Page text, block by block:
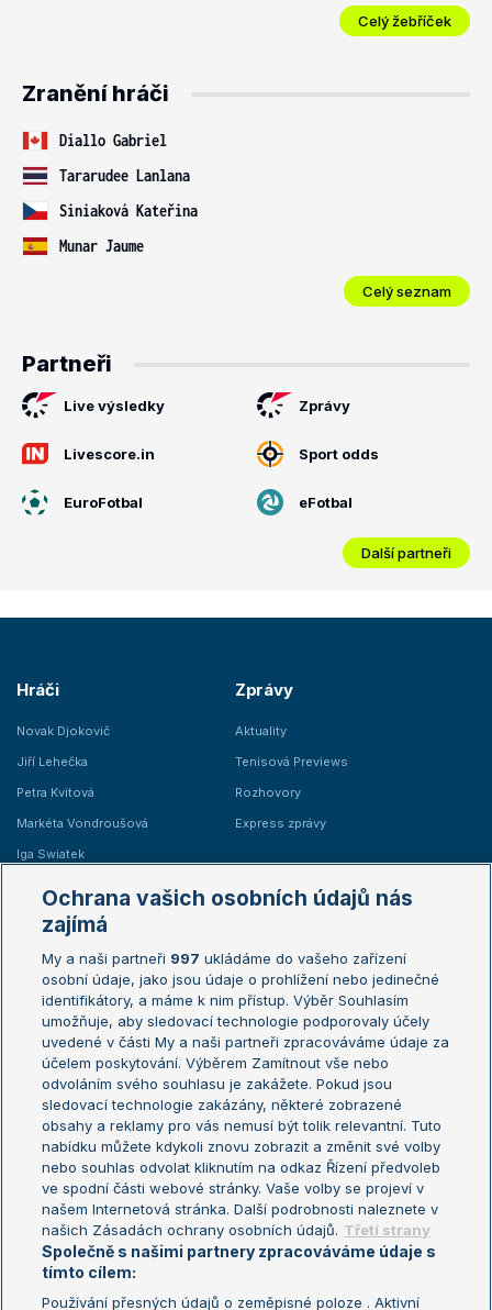
Celý žebříček
Zranění hráči
Diallo Gabriel
Tararudee Lanlana
Siniaková Kateřina
Munar Jaume
Celý seznam
Partneři
Live výsledky Zprávy
Livescore.in Sport odds
EuroFotbal eFotbal
Další partneři
Hráči
Novak Djokovič
Jiří Lehečka
Petra Kvitová
Markéta Vondroušová
Iga Swiatek
Zprávy
Aktuality
Tenisová Previews
Rozhovory
Express zprávy
Žebříčky
Žebříček ATP (muži)
Žebříček WTA (ženy)
Sázkařský žebříček
Australian Open
French Open
Wimbledon
US Open
Turnaj mistrů
Turnaj mistryň
Aktualní trendy
Fotbalové přestupy
Livesport Daily
LS Prague Open
Ochrana vašich osobních údajů nás
zajímá
My a naši partneři 997 ukládáme do vašeho zařízení
osobní údaje, jako jsou údaje o prohlížení nebo jedinečné
identifikátory, a máme k nim přístup. Výběr Souhlasím
umožňuje, aby sledovací technologie podporovaly účely
uvedené v části My a naši partneři zpracováváme údaje za
účelem poskytování. Výběrem Zamítnout vše nebo
odvoláním svého souhlasu je zakážete. Pokud jsou
sledovací technologie zakázány, některé zobrazené
obsahy a reklamy pro vás nemusí být tolik relevantní. Tuto
nabídku můžete kdykoli znovu zobrazit a změnit své volby
nebo souhlas odvolat kliknutím na odkaz Řízení předvoleb
ve spodní části webové stránky. Vaše volby se projeví v
našem Internetová stránka. Další podrobnosti naleznete v
našich Zásadách ochrany osobních údajů. Třetí strany
Společně s našimi partnery zpracováváme údaje s
tímto cílem:
Používání přesných údajů o zeměpisné poloze . Aktivní